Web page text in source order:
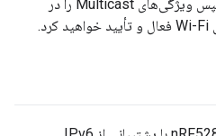
Thread راه‌اندازی خواهید کرد، سپس ویژگی‌های Multicast را در